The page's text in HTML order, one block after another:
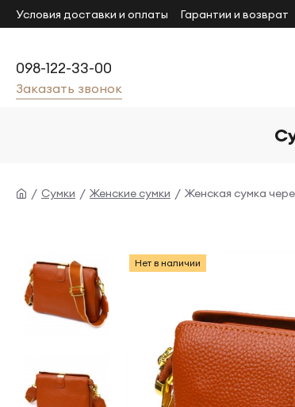
Условия доставки и оплаты Гарантии и возврат
098-122-33-00
Заказать звонок
Сумки Женские сумки Женская сумка
Нет в наличии